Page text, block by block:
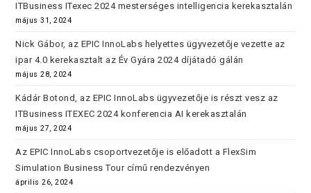
ITBusiness ITexec 2024 mesterséges intelligencia kerekasztalán
május 31, 2024
Nick Gábor, az EPIC InnoLabs helyettes ügyvezetője vezette az
ipar 4.0 kerekasztalt az Év Gyára 2024 díjátadó gálán
május 28, 2024
Kádár Botond, az EPIC InnoLabs ügyvezetője is részt vesz az
ITBusiness ITEXEC 2024 konferencia AI kerekasztalán
május 27, 2024
Az EPIC InnoLabs csoportvezetője is előadott a FlexSim
Simulation Business Tour című rendezvényen
április 26, 2024